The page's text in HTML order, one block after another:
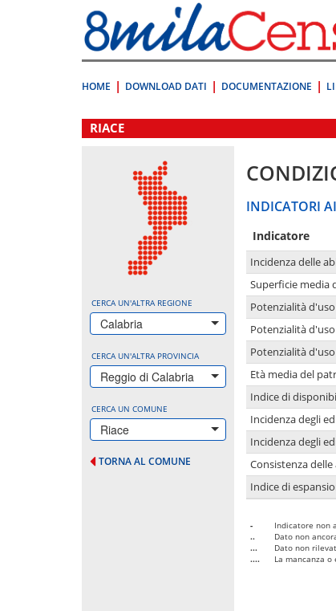
direttamente
a:
Contenuto
HOME DOWNLOAD DATI DOCUMENTAZIONE
.
RIACE
CERCA UN'ALTRA REGIONE
Calabria
CERCA UN'ALTRA PROVINCIA
Reggio di Calabria
CERCA UN COMUNE
Riace
TORNA AL COMUNE
INDICATORI
Indicatore
Incidenza delle
Superficie media
Potenzialità
Potenzialità
Potenzialità
Età media del
Indice di
Incidenza degli
Incidenza degli
Consistenza
Indice di
-
Indicatore non
..
Dato non
...
Dato non
....
La mancanza